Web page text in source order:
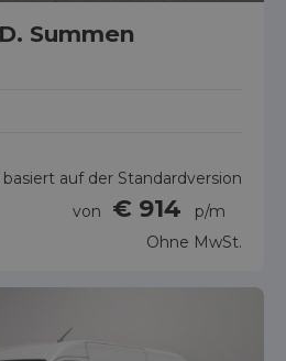
Summen
basiert auf der Standardversion
von
€ 914
p/m
Ohne MwSt.